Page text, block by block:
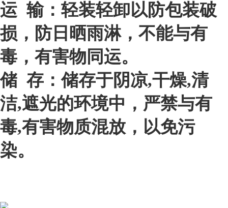
运 输：轻装轻卸以防包装破
损，防日晒雨淋，不能与有
毒，有害物同运。
储 存：储存于阴凉,干燥,清
洁,遮光的环境中，严禁与有
毒,有害物质混放，以免污
染。